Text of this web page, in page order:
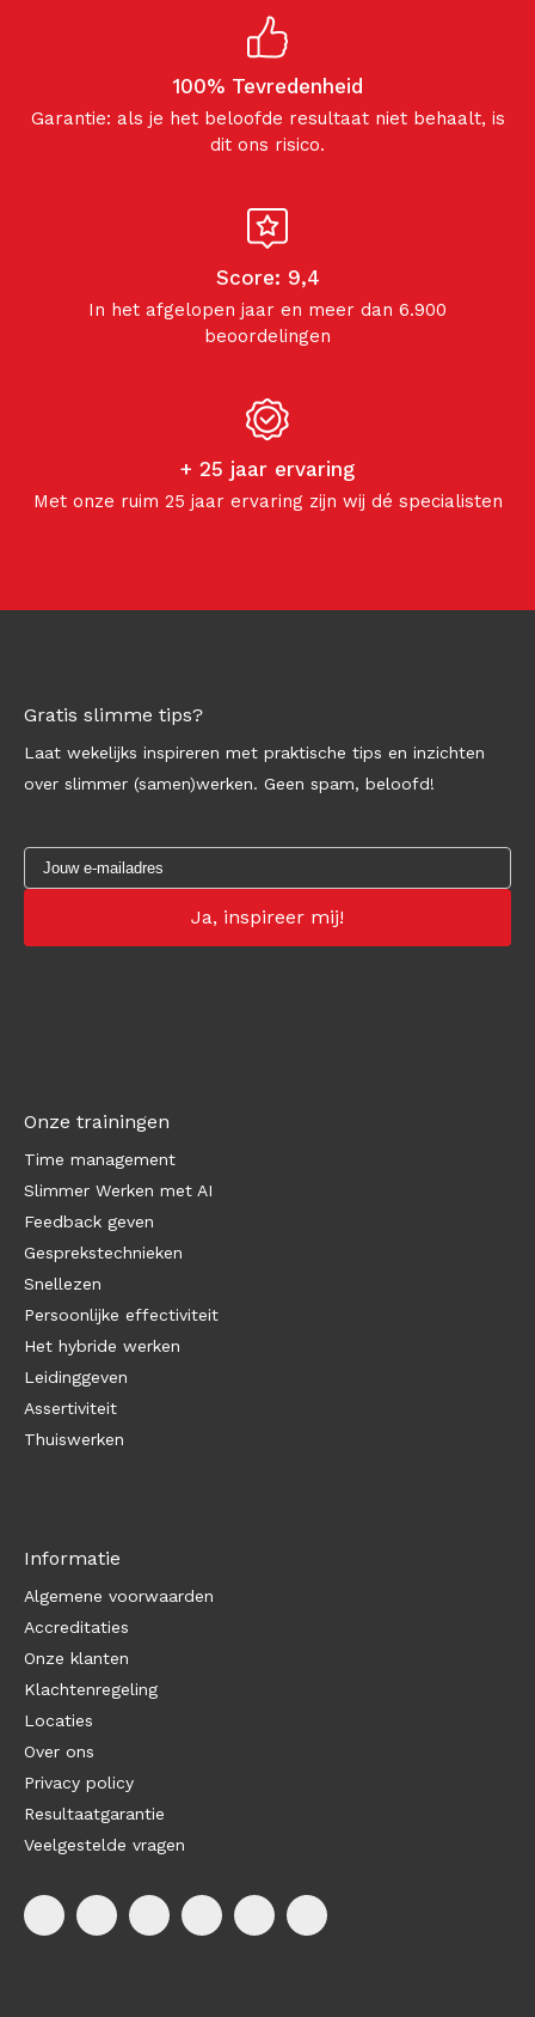
100% Tevredenheid
Garantie: als je het beloofde resultaat niet behaalt, is
dit ons risico.
Score: 9,4
In het afgelopen jaar en meer dan 6.900
beoordelingen
+ 25 jaar ervaring
Met onze ruim 25 jaar ervaring zijn wij dé specialisten
Gratis slimme tips?
Laat wekelijks inspireren met praktische tips en inzichten
over slimmer (samen)werken. Geen spam, beloofd!
Onze trainingen
Time management
Slimmer Werken met AI
Feedback geven
Gesprekstechnieken
Snellezen
Persoonlijke effectiviteit
Het hybride werken
Leidinggeven
Assertiviteit
Thuiswerken
Informatie
Algemene voorwaarden
Accreditaties
Onze klanten
Klachtenregeling
Locaties
Over ons
Privacy policy
Resultaatgarantie
Veelgestelde vragen